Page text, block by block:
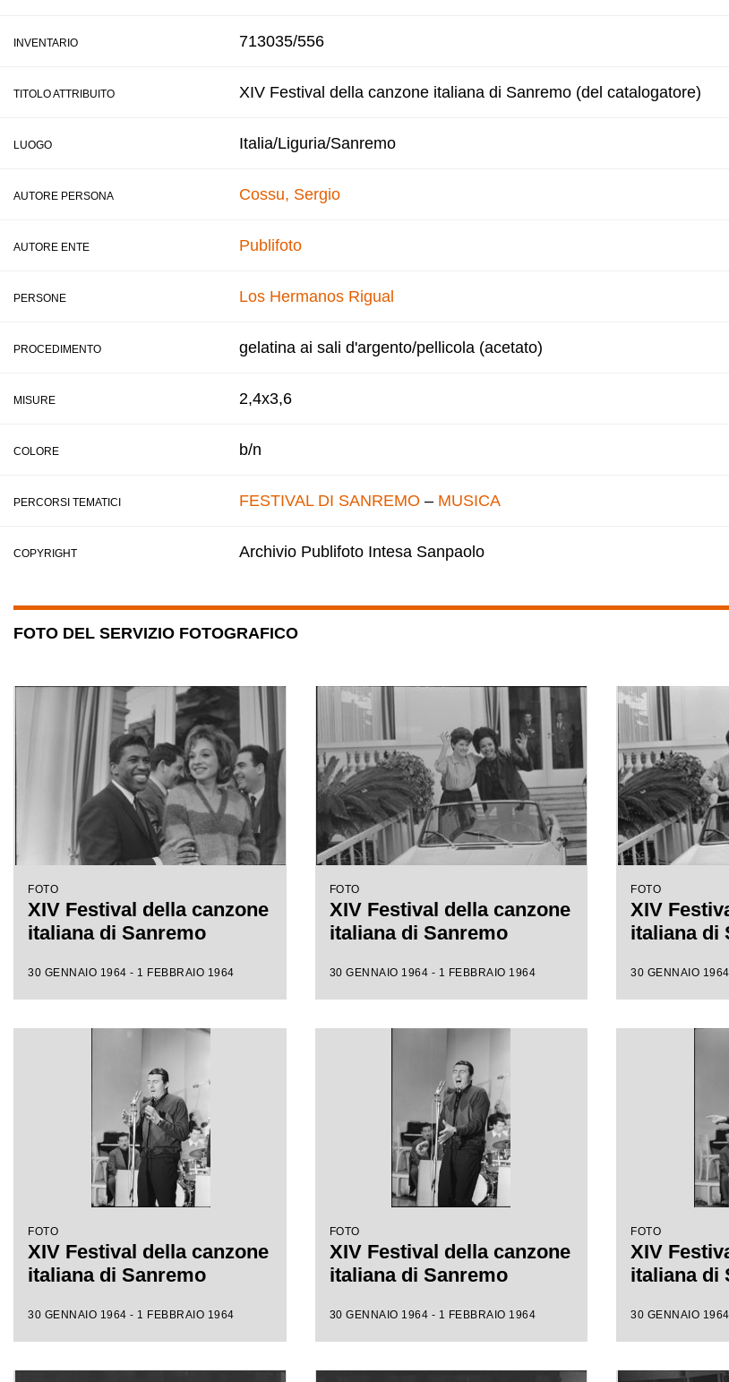
INVENTARIO 713035/556
TITOLO ATTRIBUITO XIV Festival della canzone italiana di Sanremo (del catalogatore)
LUOGO Italia/Liguria/Sanremo
AUTORE PERSONA Cossu, Sergio
AUTORE ENTE Publifoto
PERSONE Los Hermanos Rigual
PROCEDIMENTO gelatina ai sali d'argento/pellicola (acetato)
MISURE 2,4x3,6
COLORE b/n
PERCORSI TEMATICI FESTIVAL DI SANREMO – MUSICA
COPYRIGHT Archivio Publifoto Intesa Sanpaolo
FOTO DEL SERVIZIO FOTOGRAFICO
FOTO
XIV Festival della canzone
italiana di Sanremo
30 GENNAIO 1964 - 1 FEBBRAIO 1964
FOTO
XIV Festival della canzone
italiana di Sanremo
30 GENNAIO 1964 - 1 FEBBRAIO 1964
FOTO
XIV
italiana di
30 GENNAIO
FOTO
XIV Festival della canzone
italiana di Sanremo
30 GENNAIO 1964 - 1 FEBBRAIO 1964
FOTO
XIV Festival della canzone
italiana di Sanremo
30 GENNAIO 1964 - 1 FEBBRAIO 1964
FOTO
XIV
italiana di
30 GENNAIO